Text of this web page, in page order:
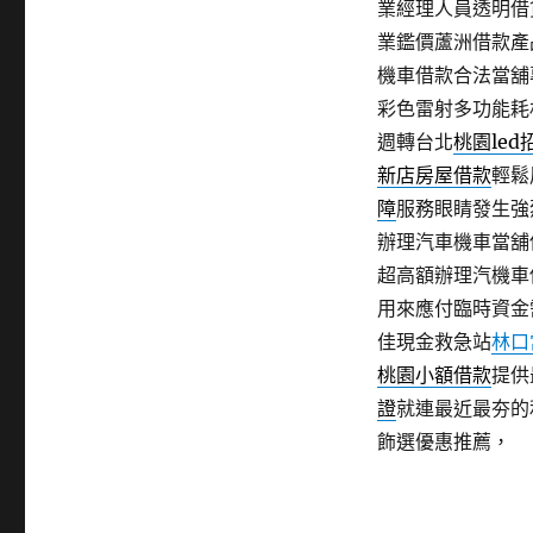
業經理人員透明
業鑑價蘆洲借款
機車借款合法當
彩色雷射多功能
週轉台北桃園led
新店房屋借款輕
障服務眼睛發生
辦理汽車機車當
超高額辦理汽機
用來應付臨時資
佳現金救急站林
桃園小額借款提
證就連最近最夯
飾選優惠推薦，